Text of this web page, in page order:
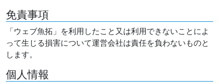
免責事項
「ウェブ魚拓」を利用したこと又は利用できないことによ
って生じる損害について運営会社は責任を負わないものと
します。
個人情報